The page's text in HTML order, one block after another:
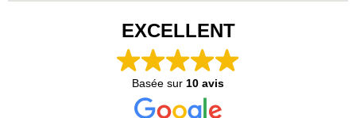
EXCELLENT
Basée sur 10 avis